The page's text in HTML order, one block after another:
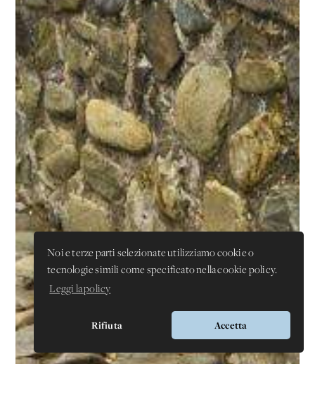
Noi e terze parti selezionate utilizziamo cookie o
tecnologie simili come specificato nella cookie policy.
Leggi la policy
Rifiuta Accetta